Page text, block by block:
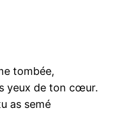
tombée,
yeux de ton cœur.
as semé